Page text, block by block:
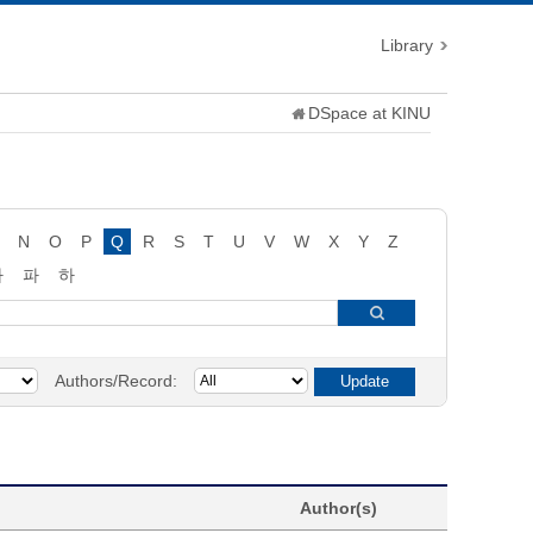
Library
DSpace at KINU
N O P Q R S T U V W X Y
Z
파
하
Authors/Record:
Author(s)